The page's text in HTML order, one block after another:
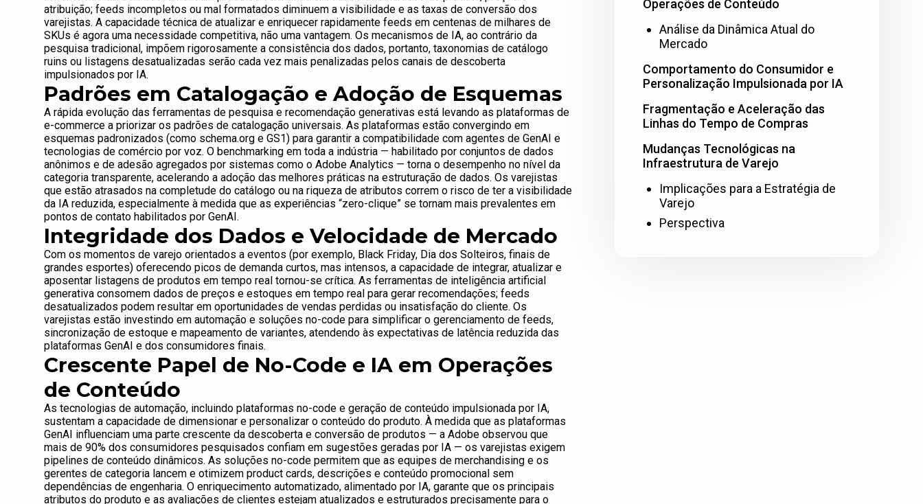
atribuição; feeds incompletos ou mal formatados diminuem a visibilidade e as taxas de conversão dos
varejistas. A capacidade técnica de atualizar e enriquecer rapidamente feeds em centenas de milhares de
SKUs é agora uma necessidade competitiva, não uma vantagem. Os mecanismos de IA, ao contrário da
pesquisa tradicional, impõem rigorosamente a consistência dos dados, portanto, taxonomias de catálogo
ruins ou listagens desatualizadas serão cada vez mais penalizadas pelos canais de descoberta
impulsionados por IA.
Padrões em Catalogação e Adoção de Esquemas
A rápida evolução das ferramentas de pesquisa e recomendação generativas está levando as plataformas de
e-commerce a priorizar os padrões de catalogação universais. As plataformas estão convergindo em
esquemas padronizados (como schema.org e GS1) para garantir a compatibilidade com agentes de GenAI e
tecnologias de comércio por voz. O benchmarking em toda a indústria — habilitado por conjuntos de dados
anônimos e de adesão agregados por sistemas como o Adobe Analytics — torna o desempenho no nível da
categoria transparente, acelerando a adoção das melhores práticas na estruturação de dados. Os varejistas
que estão atrasados na completude do catálogo ou na riqueza de atributos correm o risco de ter a visibilidade
da IA reduzida, especialmente à medida que as experiências “zero-clique” se tornam mais prevalentes em
pontos de contato habilitados por GenAI.
Integridade dos Dados e Velocidade de Mercado
Com os momentos de varejo orientados a eventos (por exemplo, Black Friday, Dia dos Solteiros, finais de
grandes esportes) oferecendo picos de demanda curtos, mas intensos, a capacidade de integrar, atualizar e
aposentar listagens de produtos em tempo real tornou-se crítica. As ferramentas de inteligência artificial
generativa consomem dados de preços e estoques em tempo real para gerar recomendações; feeds
desatualizados podem resultar em oportunidades de vendas perdidas ou insatisfação do cliente. Os
varejistas estão investindo em automação e soluções no-code para simplificar o gerenciamento de feeds,
sincronização de estoque e mapeamento de variantes, atendendo às expectativas de latência reduzida das
plataformas GenAI e dos consumidores finais.
Crescente Papel de No-Code e IA em Operações
de Conteúdo
As tecnologias de automação, incluindo plataformas no-code e geração de conteúdo impulsionada por IA,
sustentam a capacidade de dimensionar e personalizar o conteúdo do produto. À medida que as plataformas
GenAI influenciam uma parte crescente da descoberta e conversão de produtos — a Adobe observou que
mais de 90% dos consumidores pesquisados confiam em sugestões geradas por IA — os varejistas exigem
pipelines de conteúdo dinâmicos. As soluções no-code permitem que as equipes de merchandising e os
gerentes de categoria lancem e otimizem product cards, descrições e conteúdo promocional sem
dependências de engenharia. O enriquecimento automatizado, alimentado por IA, garante que os principais
atributos do produto e as avaliações de clientes estejam atualizados e estruturados precisamente para o
Operações de Conteúdo
Análise da Dinâmica Atual do
Mercado
Comportamento do Consumidor e
Personalização Impulsionada por IA
Fragmentação e Aceleração das
Linhas do Tempo de Compras
Mudanças Tecnológicas na
Infraestrutura de Varejo
Implicações para a Estratégia de
Varejo
Perspectiva